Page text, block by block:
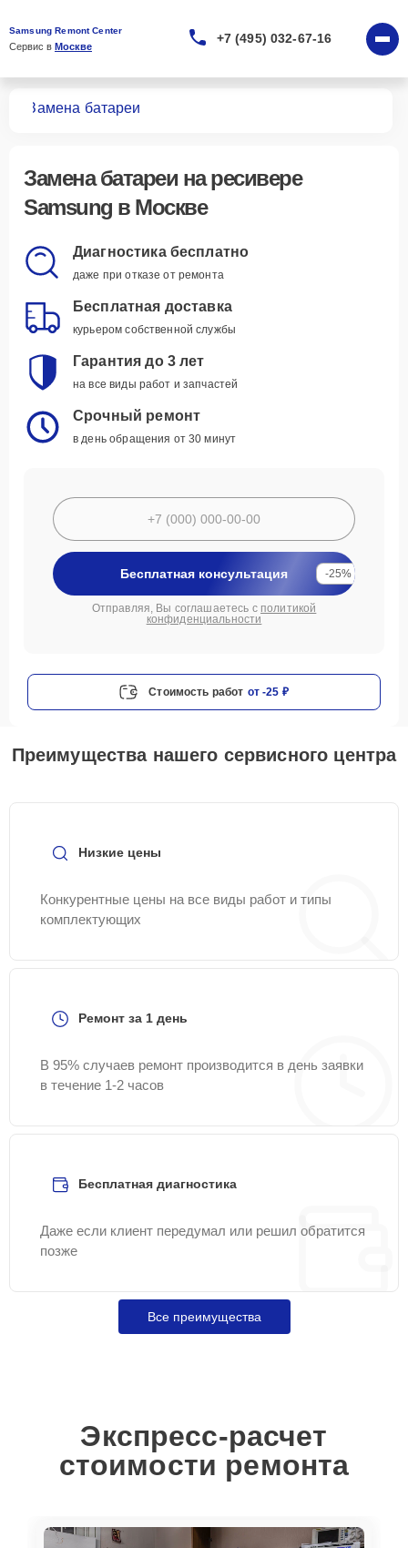
Samsung Remont Center
Сервис в Москве
+7 (495) 032-67-16
Замена батареи
Замена батареи на ресивере
Samsung в Москве
Диагностика бесплатно
даже при отказе от ремонта
Бесплатная доставка
курьером собственной службы
Гарантия до 3 лет
на все виды работ и запчастей
Срочный ремонт
в день обращения от 30 минут
Бесплатная консультация -25%
Отправляя, Вы соглашаетесь с политикой
конфиденциальности
Стоимость работ от -25 ₽
Преимущества нашего сервисного центра
Низкие цены
Конкурентные цены на все виды работ и типы
комплектующих
Ремонт за 1 день
В 95% случаев ремонт производится в день заявки
в течение 1-2 часов
Бесплатная диагностика
Даже если клиент передумал или решил обратится
позже
Все преимущества
Экспресс-расчет
стоимости ремонта